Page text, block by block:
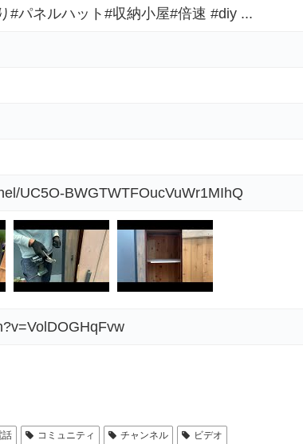
#パネルハット#収納小屋#倍速 #diy ...
UC5O-BWGTWTFOucVuWr1MIhQ
話 コミュニティ チャンネル ビデオ